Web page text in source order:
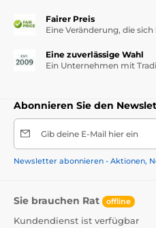
Fairer Preis
Eine Veränderung, die
Eine zuverlässige Wahl
Ein Unternehmen mit
Abonnieren Sie den
Gib deine E-Mail hier ein
Newsletter abonnieren - Aktionen,
Sie brauchen Rat offline
Kundendienst ist verfügbar